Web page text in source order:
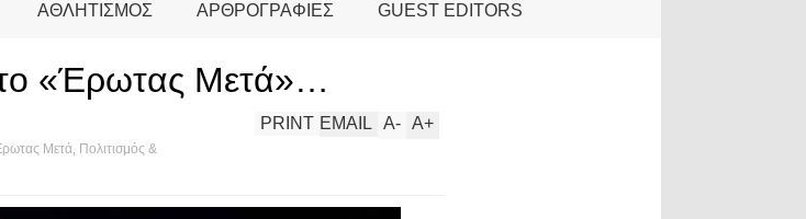
ΑΘΛΗΤΙΣΜΟΣ ΑΡΘΡΟΓΡΑΦΙΕΣ GUEST EDITORS
το «Έρωτας Μετά»…
Μετά Πολιτισμός &
A+
A-
EMAIL
PRINT